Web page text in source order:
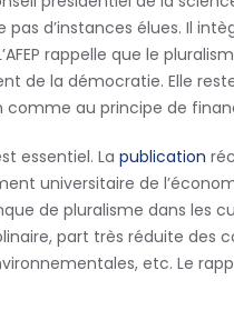
d’instances élues. Il
rappelle que le
de la démocratie. Elle
comme au principe de
essentiel. La publication
universitaire de
de pluralisme dans les
part très réduite des
etc. Le